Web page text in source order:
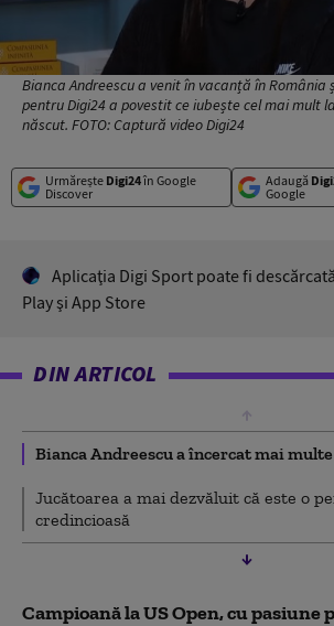
Bianca Andreescu a venit în vacanță în România
pentru Digi24 a povestit ce iubește cel mai mult
născut. FOTO: Captură video Digi24
Urmărește Digi24în Google
Discover
Adaugă
Google
Aplicaţia Digi Sport poate fi
Play şi App Store
DIN ARTICOL
Bianca Andreescu a încercat mai
Jucătoarea a mai dezvăluit că este o
credincioasă
Campioană la US Open, cu pasiune